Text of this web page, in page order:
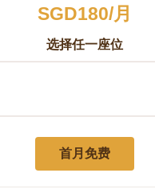
SGD180/月
选择任一座位
首月免费